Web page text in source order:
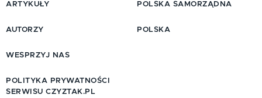
ARTYKUŁY
AUTORZY
POLSKA SAMORZĄDNA
POLSKA
WESPRZYJ NAS
POLITYKA PRYWATNOŚCI
SERWISU CZYZTAK.PL